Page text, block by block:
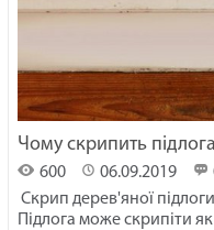
Чому скрипить
600 06.09.2019
Скрип дерев'яної
Підлога може скрипіти